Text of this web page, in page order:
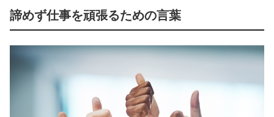
諦めず仕事を頑張るための言葉